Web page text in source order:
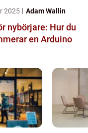
2025 Adam Wallin
nybörjare: Hur du
en Arduino